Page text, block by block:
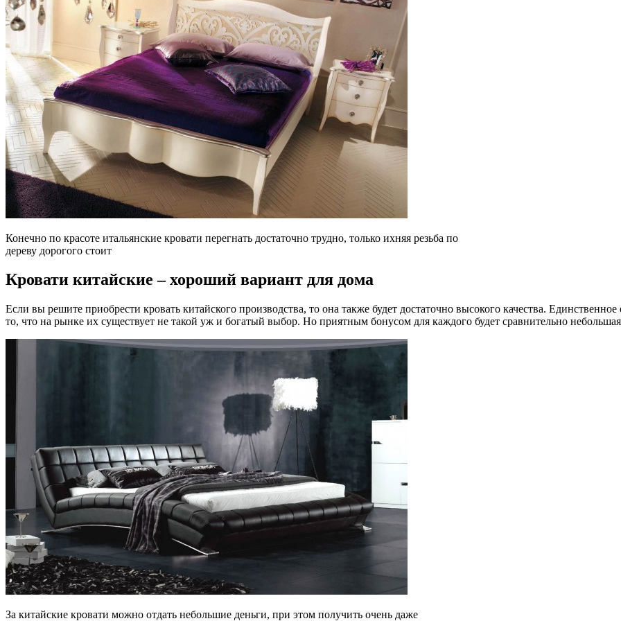
Конечно по красоте итальянские кровати перегнать достаточно трудно, только ихняя резьба по
дереву дорогого стоит
Кровати китайские – хороший вариант для дома
Если вы решите приобрести кровать китайского производства, то она также будет достаточно высокого качества.
то, что на рынке их существует не такой уж и богатый выбор. Но приятным бонусом для каждого будет сравнительно
За китайские кровати можно отдать небольшие деньги, при этом получить очень даже